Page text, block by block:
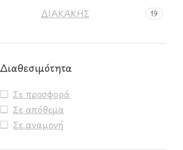
ΔΙΑΚΑΚΗΣ 19
Διαθεσιμότητα
Σε προσφορά
Σε απόθεμα
Σε αναμονή